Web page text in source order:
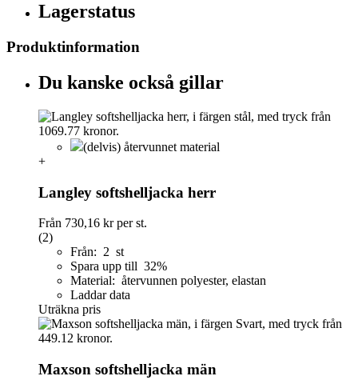
Lagerstatus
Produktinformation
Du kanske också gillar
(delvis) återvunnet material
+
Langley softshelljacka herr
Från 730,16 krper st.
(2)
Från: 2 st
Spara upp till 32%
Material: återvunnen polyester, elastan
Laddar data
Uträkna pris
Maxson softshelljacka män